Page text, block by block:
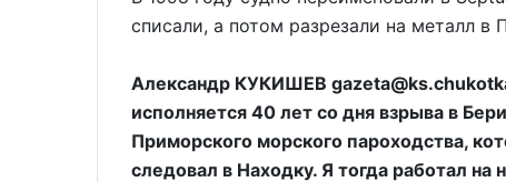
списали, а потом разрезали на металл в
Александр КУКИШЕВ
исполняется 40 лет со дня взрыва в
Приморского морского пароходства,
следовал в Находку. Я тогда работал